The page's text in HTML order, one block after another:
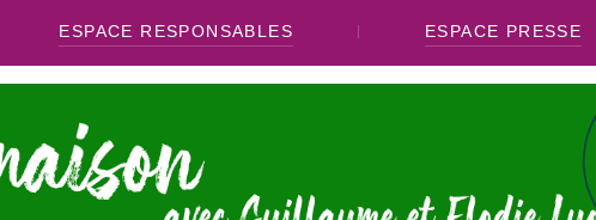
ESPACE RESPONSABLES ESPACE PRESSE